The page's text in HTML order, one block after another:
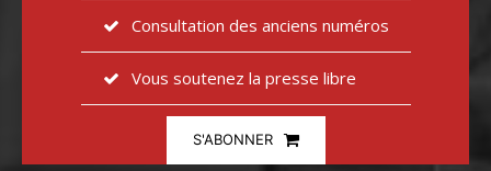
Consultation des anciens numéros
Vous soutenez la presse libre
S'ABONNER